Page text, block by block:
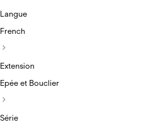
Langue
French
Extension
Epée et Bouclier
Série